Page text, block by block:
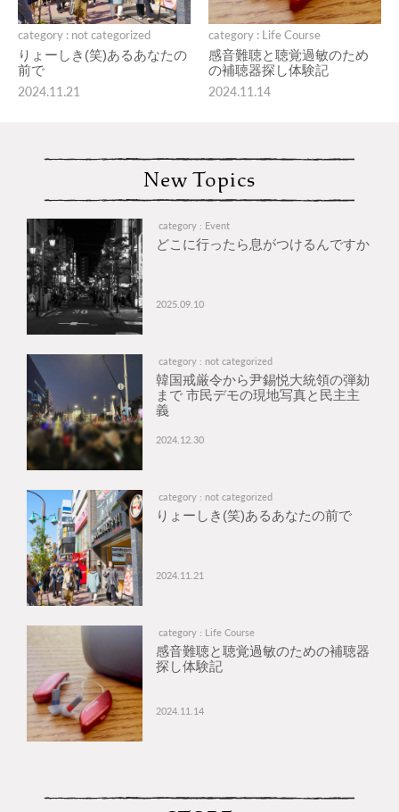
category : not categorized
りょーしき(笑)あるあなたの
前で
2024.11.21
category : Life Course
感音難聴と聴覚過敏のため
の補聴器探し体験記
2024.11.14
New Topics
category : Event
どこに行ったら息がつけるんですか
2025.09.10
category : not categorized
韓国戒厳令から尹錫悦大統領の弾劾
まで 市民デモの現地写真と民主主
義
2024.12.30
category : not categorized
りょーしき(笑)あるあなたの前で
2024.11.21
category : Life Course
感音難聴と聴覚過敏のための補聴器
探し体験記
2024.11.14